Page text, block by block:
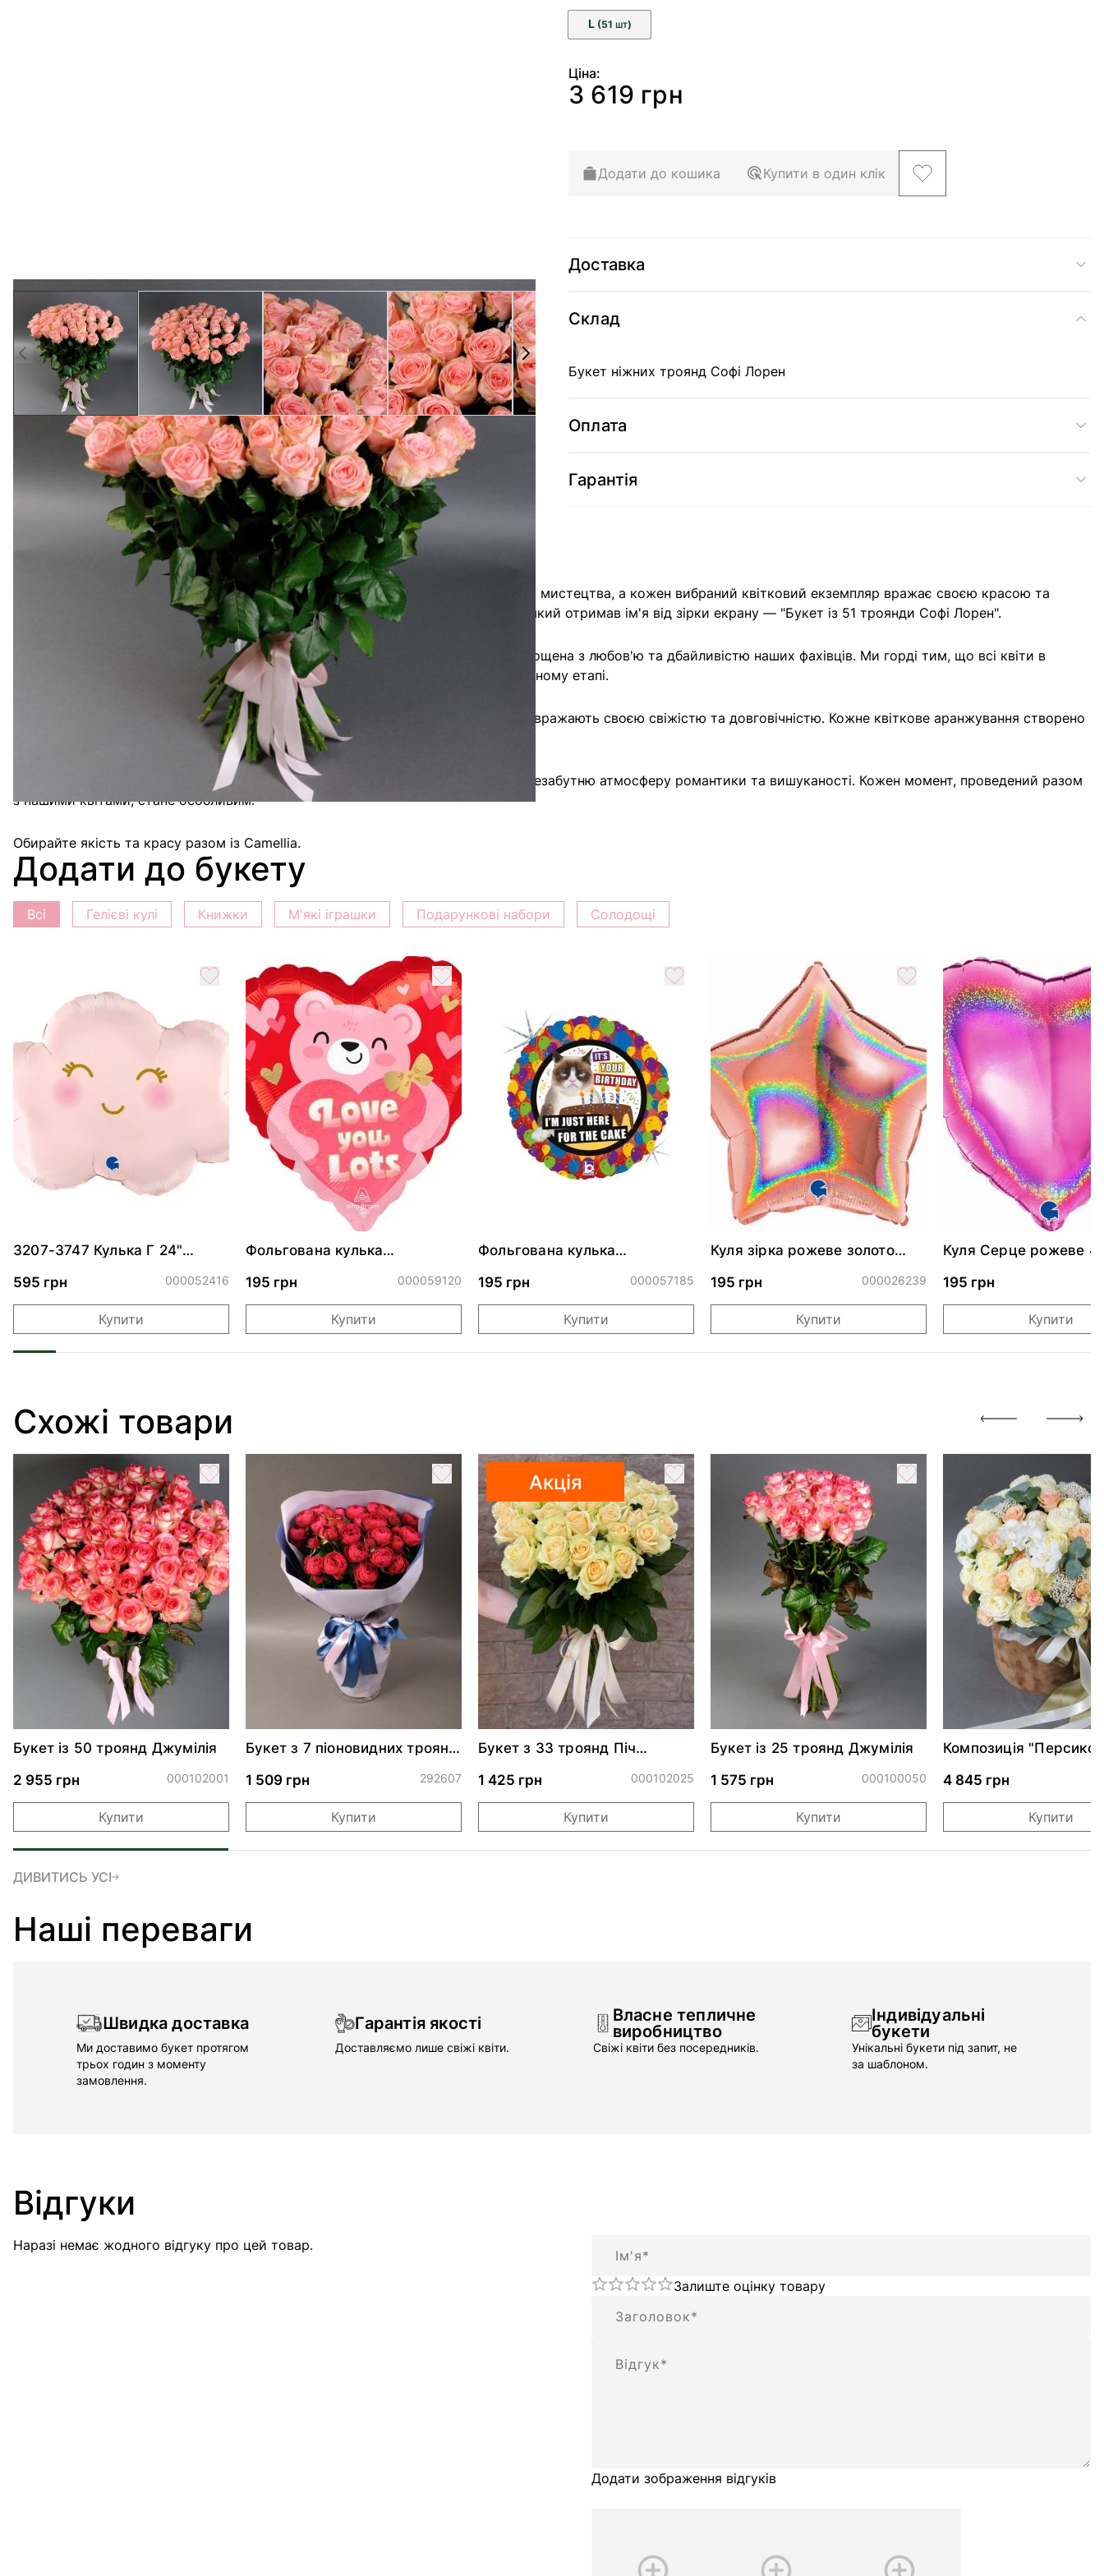
View larger image View larger image View larger image View larger image
L (51 ШТ)
Ціна:
3 619 грн
Додати до кошика Купити в один клік
Доставка
Склад
Букет ніжних троянд Софі Лорен
Оплата
Гарантія
Ласкаво запрошуємо вас в магазин квітів Camellia, де кожен букет — це витвір мистецтва, а кожен вибраний квітковий екземпляр вражає своєю красою та
вишуканістю. Ми пропонуємо вам замовити найніжніший букет із 51 троянди, який отримав ім'я від зірки екрану — "Букет із 51 троянди Софі Лорен".
Цей букет - справжня вираження ніжності та елегантності. Кожна троянда вирощена з любов'ю та дбайливістю наших фахівців. Ми горді тим, що всі квіти в
нашому магазині вирощуються власноруч, здійснюючи контроль якості на кожному етапі.
Переваги покупки в магазині Camellia відчутні з першого погляду. Наші букети вражають своєю свіжістю та довговічністю. Кожне квіткове аранжування створено
з урахуванням сучасних тенденцій та індивідуальних переваг наших клієнтів.
Замовивши букет із 51 троянди Софі Лорен, ви отримаєте не лише красу, а й незабутню атмосферу романтики та вишуканості. Кожен момент, проведений разом
з нашими квітами, стане особливим.
Обирайте якість та красу разом із Camellia.
Додати до букету
Всі Гелієві кулі Книжки М'які іграшки Подарункові набори Солодощі
3207-3747 Кулька Г 24"
595 грн
000052416
Купити
Фольгована кулька
обіймами"
195 грн 000059120
Купити
Фольгована кулька
ДР"
195 грн 000057185
Купити
Куля зірка рожеве золото
195 грн
000026239
Купити
Куля Серце рожеве
195 грн
Купити
Схожі товари
Букет із 50 троянд Джумілія
2 955 грн
000102001
Купити
Букет з 7 піоновидних троянд
1 509 грн
292607
Купити
Акція
Букет з 33 троянд Піч
1 425 грн
000102025
Купити
Букет із 25 троянд Джумілія
1 575 грн
000100050
Купити
Композиція
4 845 грн
Купити
ДИВИТИСЬ УСІ
Наші переваги
Швидка доставка
Ми доставимо букет протягом
трьох годин з моменту
замовлення.
Гарантія якості
Доставляємо лише свіжі квіти.
Власне тепличне
виробництво
Свіжі квіти без посередників.
Індивідуальні
букети
Унікальні букети під запит, не
за шаблоном.
Відгуки
Наразі немає жодного відгуку про цей товар.
Залиште оцінку товару
Додати зображення відгуків